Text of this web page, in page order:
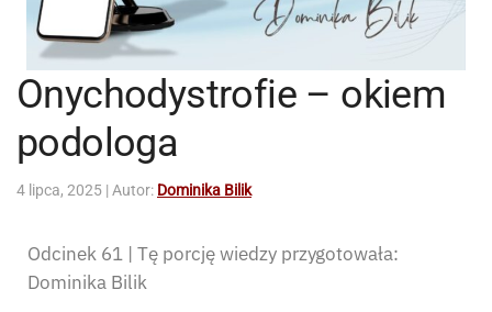
Onychodystrofie – okiem
podologa
4 lipca, 2025 | Autor: Dominika Bilik
Odcinek 61 | Tę porcję wiedzy przygotowała:
Dominika Bilik